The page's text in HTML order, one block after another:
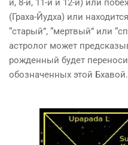
й, 8-й, 11-й и 12-й) или
(Граха-Йудха) или
“старый”, “мертвый” или
астролог может
рожденный будет
обозначенных этой Бхавой.